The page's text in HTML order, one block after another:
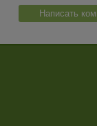
Написать